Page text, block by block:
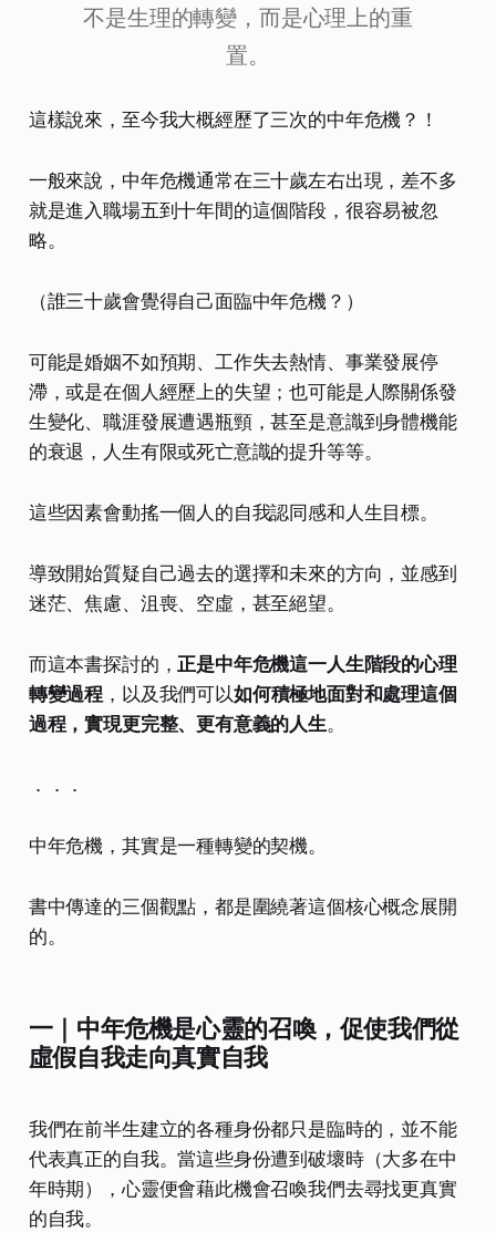
不是生理的轉變，而是心理上的重
置。
這樣說來，至今我大概經歷了三次的中年危機？！
一般來說，中年危機通常在三十歲左右出現，差不多
就是進入職場五到十年間的這個階段，很容易被忽
略。
（誰三十歲會覺得自己面臨中年危機？）
可能是婚姻不如預期、工作失去熱情、事業發展停
滯，或是在個人經歷上的失望；也可能是人際關係發
生變化、職涯發展遭遇瓶頸，甚至是意識到身體機能
的衰退，人生有限或死亡意識的提升等等。
這些因素會動搖一個人的自我認同感和人生目標。
導致開始質疑自己過去的選擇和未來的方向，並感到
迷茫、焦慮、沮喪、空虛，甚至絕望。
而這本書探討的，正是中年危機這一人生階段的心理
轉變過程 ，以及我們可以如何積極地面對和處理這個
過程，實現更完整、更有意義的人生。
．．．
中年危機，其實是一種轉變的契機。
書中傳達的三個觀點，都是圍繞著這個核心概念展開
的。
一｜中年危機是心靈的召喚，促使我們從
虛假自我走向真實自我
我們在前半生建立的各種身份都只是臨時的，並不能
代表真正的自我。當這些身份遭到破壞時（大多在中
年時期），心靈便會藉此機會召喚我們去尋找更真實
的自我。